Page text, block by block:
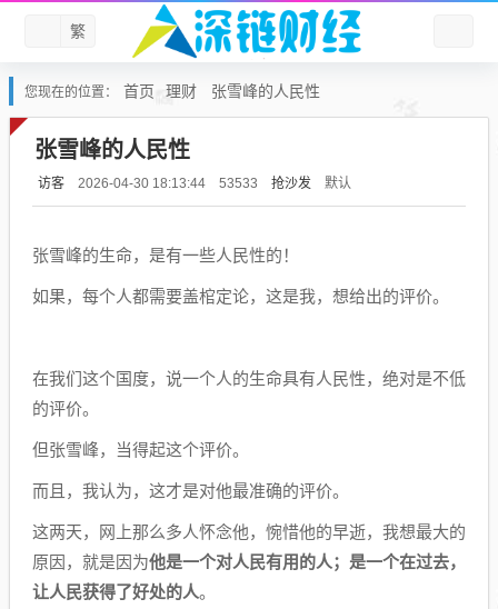
繁
您现在的位置： 首页 理财 张雪峰的人民性
张雪峰的人民性
访客 2026-04-30 18:13:44 53533 抢沙发 默认
张雪峰的生命，是有一些人民性的！
如果，每个人都需要盖棺定论，这是我，想给出的评价。
在我们这个国度，说一个人的生命具有人民性，绝对是不低
的评价。
但张雪峰，当得起这个评价。
而且，我认为，这才是对他最准确的评价。
这两天，网上那么多人怀念他，惋惜他的早逝，我想最大的
原因，就是因为他是一个对人民有用的人；是一个在过去，
让人民获得了好处的人。